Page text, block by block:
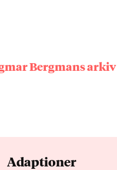
Bergmans arkiv
Adaptioner